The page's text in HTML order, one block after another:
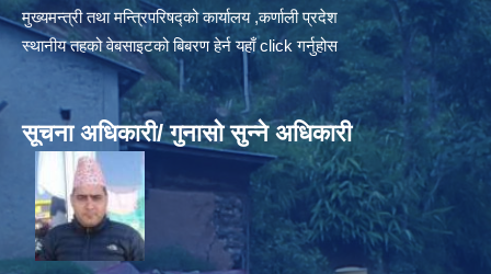
मुख्यमन्त्री तथा मन्त्रिपरिषद्को कार्यालय ,कर्णाली प्रदेश
स्थानीय तहको वेबसाइटको बिबरण हेर्न यहाँ click गर्नुहोस
सूचना अधिकारी/ गुनासो सुन्ने अधिकारी